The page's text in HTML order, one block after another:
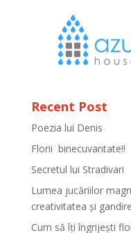
Recent Post
Poezia lui Denis
Florii binecuvantate!!
Secretul lui Stradivari
Lumea jucăriilor
creativitatea și
Cum să îți îngrijești